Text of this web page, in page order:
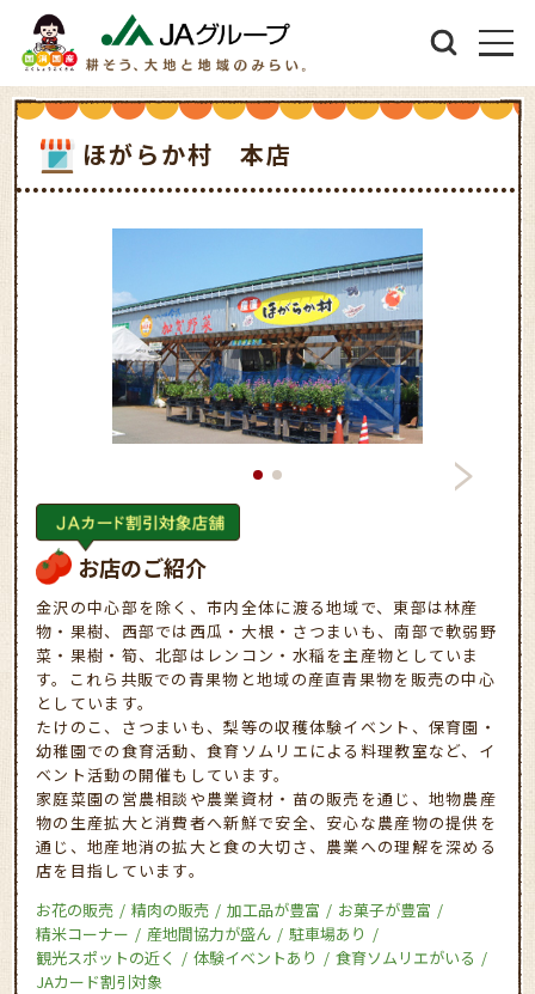
ほがらか村 本店
お店のご紹介
金沢の中心部を除く、市内全体に渡る地域で、東部は林産
物・果樹、西部では西瓜・大根・さつまいも、南部で軟弱野
菜・果樹・筍、北部はレンコン・水稲を主産物としていま
す。これら共販での青果物と地域の産直青果物を販売の中心
としています。
たけのこ、さつまいも、梨等の収穫体験イベント、保育園・
幼稚園での食育活動、食育ソムリエによる料理教室など、イ
ベント活動の開催もしています。
家庭菜園の営農相談や農業資材・苗の販売を通じ、地物農産
物の生産拡大と消費者へ新鮮で安全、安心な農産物の提供を
通じ、地産地消の拡大と食の大切さ、農業への理解を深める
店を目指しています。
お花の販売
精肉の販売 加工品が豊富
お菓子が豊富
精米コーナー
産地間協力が盛ん
駐車場あり
観光スポットの近く
体験イベントあり
食育ソムリエがいる
JAカード割引対象